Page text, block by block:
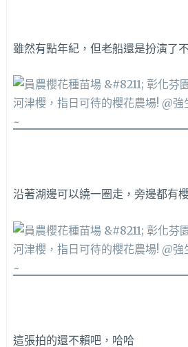
雖然有點年紀，但老船還是扮演了
沿著湖邊可以繞一圈走，旁邊都有
這張拍的還不賴吧，哈哈